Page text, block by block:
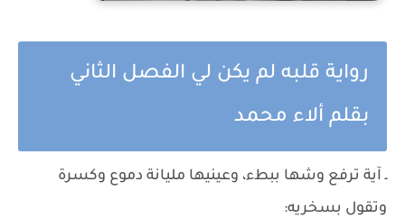
رواية قلبه لم يكن لي الفصل الثاني
بقلم ألاء محمد
ـ آية ترفع وشها ببطء، وعينيها مليانة دموع وكسرة
وتقول بسخريه: